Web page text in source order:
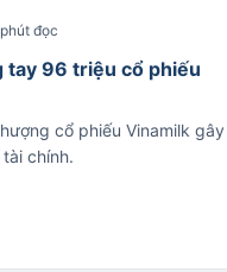
đọc
tay 96 triệu cổ phiếu
cổ phiếu Vinamilk gây
chính.